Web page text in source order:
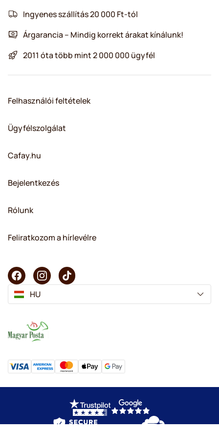
Ingyenes szállítás 20 000 Ft-tól
Árgarancia – Mindig korrekt árakat kínálunk!
2011 óta több mint 2 000 000 ügyfél
Felhasználói feltételek
Ügyfélszolgálat
Cafay.hu
Bejelentkezés
Rólunk
Feliratkozom a hírlevélre
HU